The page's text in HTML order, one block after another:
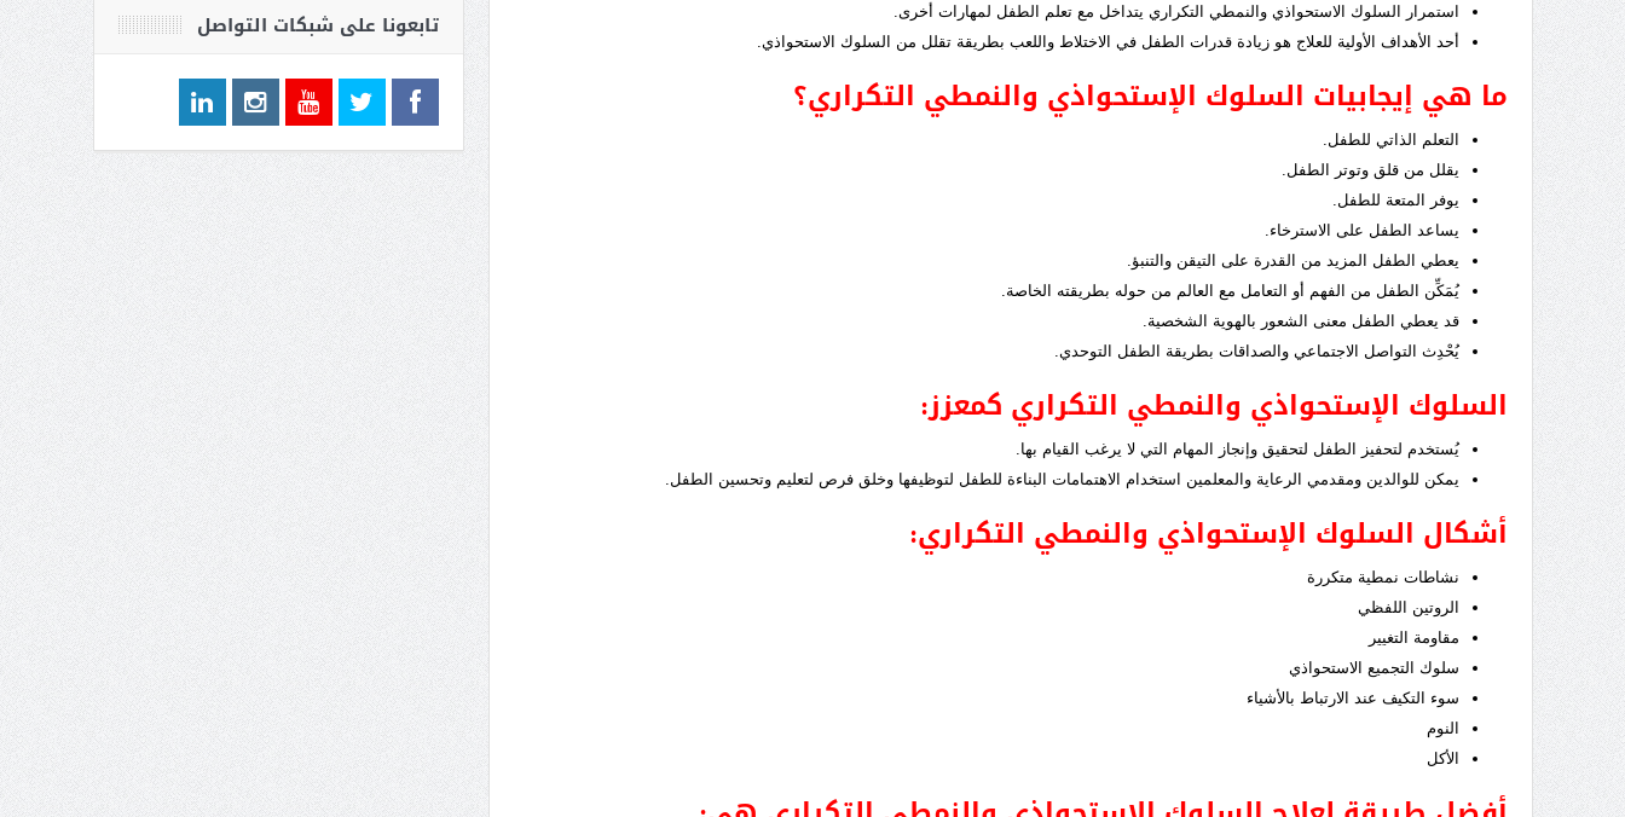
استمرار السلوك الاستحواذي والنمطي التكراري يتداخل مع تعلم الطفل لمهارات أخرى.
أحد الأهداف الأولية للعلاج هو زيادة قدرات الطفل في الاختلاط واللعب بطريقة تقلل من السلوك الاستحواذي.
ما هي إيجابيات السلوك الإستحواذي والنمطي التكراري؟
التعلم الذاتي للطفل.
يقلل من قلق وتوتر الطفل.
يوفر المتعة للطفل.
يساعد الطفل على الاسترخاء.
يعطي الطفل المزيد من القدرة على التيقن والتنبؤ.
يُمَكِّن الطفل من الفهم أو التعامل مع العالم من حوله بطريقته الخاصة.
قد يعطي الطفل معنى الشعور بالهوية الشخصية.
يُحْدِث التواصل الاجتماعي والصداقات بطريقة الطفل التوحدي.
السلوك الإستحواذي والنمطي التكراري كمعزز:
يُستخدم لتحفيز الطفل لتحقيق وإنجاز المهام التي لا يرغب القيام بها.
يمكن للوالدين ومقدمي الرعاية والمعلمين استخدام الاهتمامات البناءة للطفل لتوظيفها وخلق فرص لتعليم وتحسين الطفل.
أشكال السلوك الإستحواذي والنمطي التكراري:
نشاطات نمطية متكررة
الروتين اللفظي
مقاومة التغيير
سلوك التجميع الاستحواذي
سوء التكيف عند الارتباط بالأشياء
النوم
الأكل
تابعونا على شبكات التواصل